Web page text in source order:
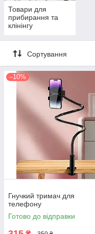
Товари для
прибирання та
клінінгу
Сортування
–10%
Гнучкий тримач для
телефону
Готово до відправки